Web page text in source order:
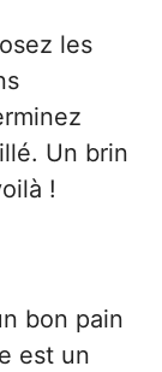
les
Un brin
!
bon pain
est un